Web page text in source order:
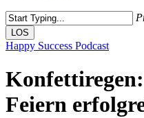
LOS
Close
Happy Success Podcast
Feiern